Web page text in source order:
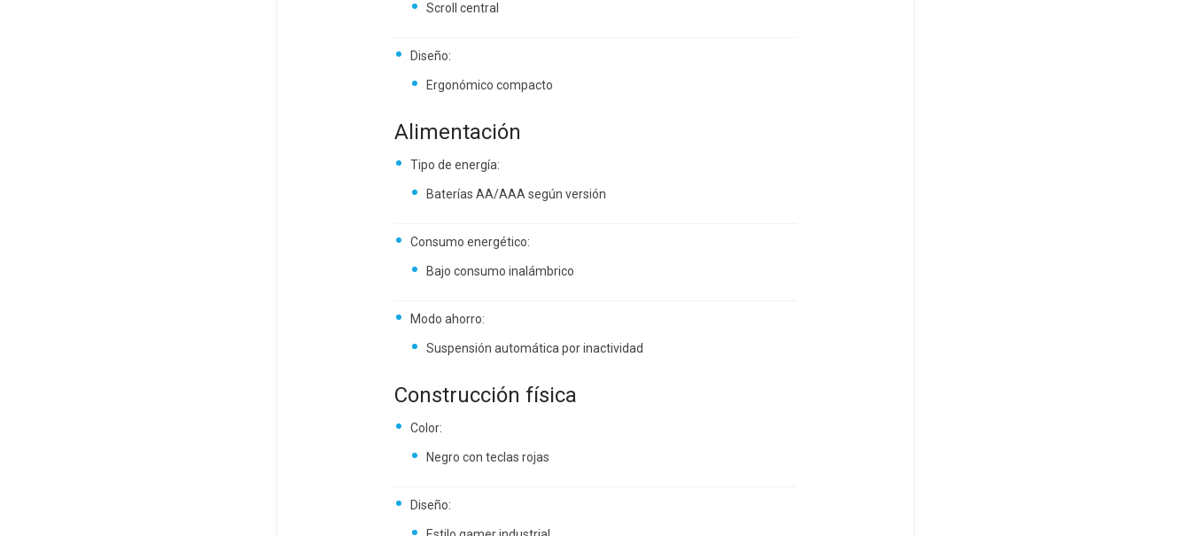
Scroll central
Diseño:
Ergonómico compacto
Alimentación
Tipo de energía:
Baterías AA/AAA según versión
Consumo energético:
Bajo consumo inalámbrico
Modo ahorro:
Suspensión automática por inactividad
Construcción física
Color:
Negro con teclas rojas
Diseño: